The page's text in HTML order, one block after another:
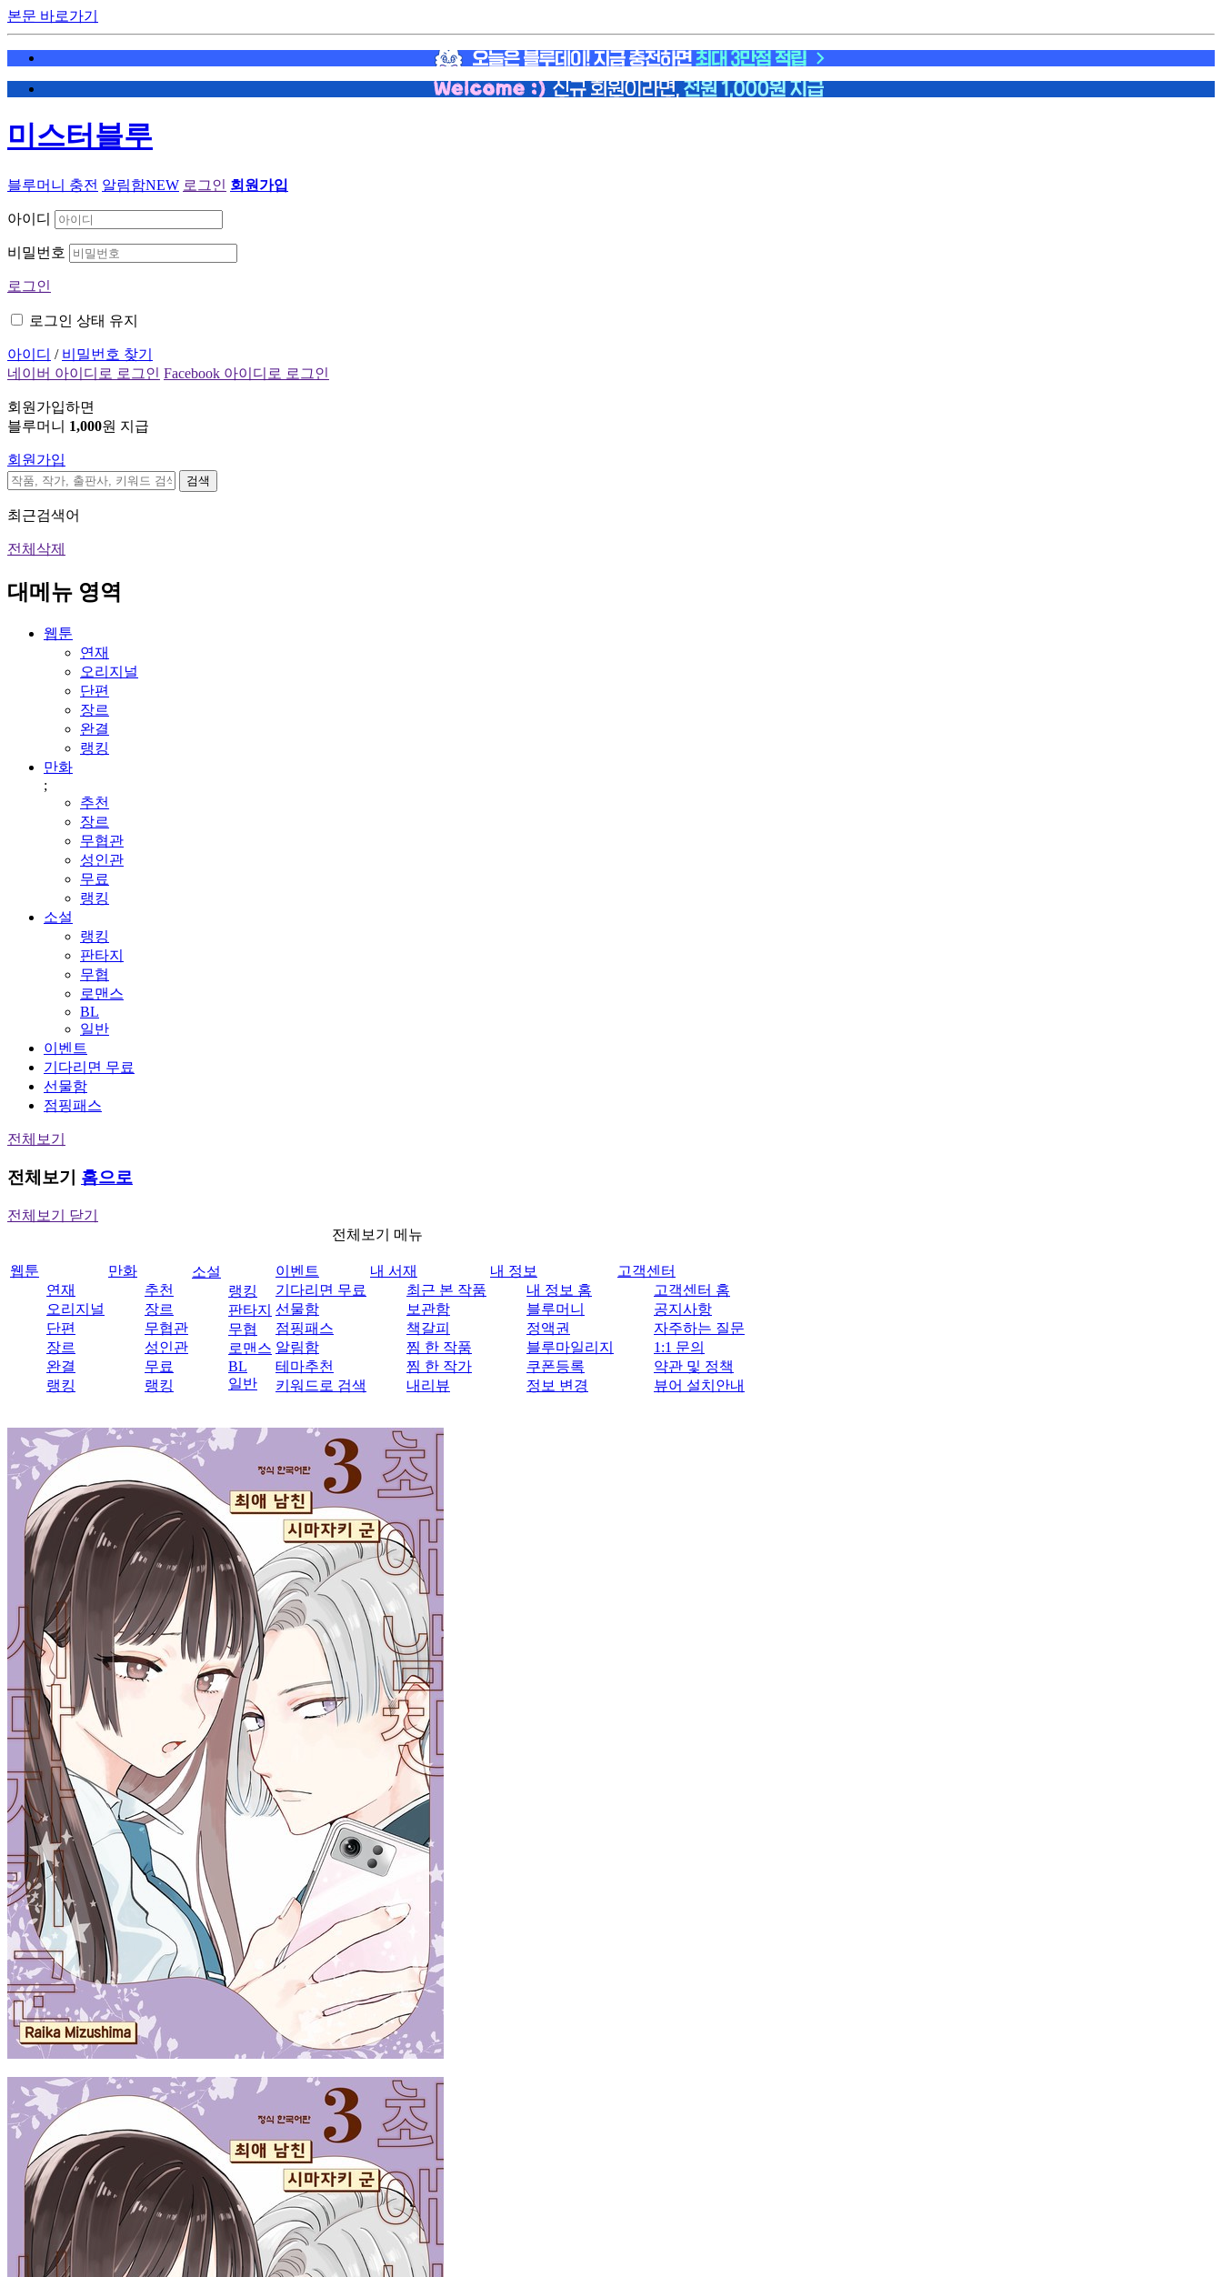
본문 바로가기
미스터블루
블루머니 충전 알림함NEW 로그인 회원가입
아이디
비밀번호
로그인
로그인 상태 유지
아이디 / 비밀번호 찾기
네이버 아이디로 로그인 Facebook 아이디로 로그인
회원가입하면
블루머니 1,000원 지급
회원가입
검색
최근검색어
전체삭제
대메뉴 영역
웹툰
연재
오리지널
단편
장르
완결
랭킹
만화
;
추천
장르
무협관
성인관
무료
랭킹
소설
랭킹
판타지
무협
로맨스
BL
일반
이벤트
기다리면 무료
선물함
점핑패스
전체보기
전체보기 홈으로
전체보기 닫기
전체보기 메뉴
웹툰
연재
오리지널
단편
장르
완결
랭킹
만화
추천
장르
무협관
성인관
무료
랭킹
소설
랭킹
판타지
무협
로맨스
BL
일반
이벤트
기다리면 무료
선물함
점핑패스
알림함
테마추천
키워드로 검색
내 서재
최근 본 작품
보관함
책갈피
찜 한 작품
찜 한 작가
내리뷰
내 정보
내 정보 홈
블루머니
정액권
블루마일리지
쿠폰등록
정보 변경
고객센터
고객센터 홈
공지사항
자주하는 질문
1:1 문의
약관 및 정책
뷰어 설치안내